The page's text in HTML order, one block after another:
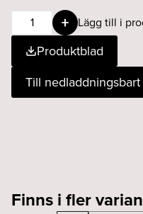
Quattro
pendant
42W
930
vit
Lägg till i
Produktblad
Till
Finns i fler